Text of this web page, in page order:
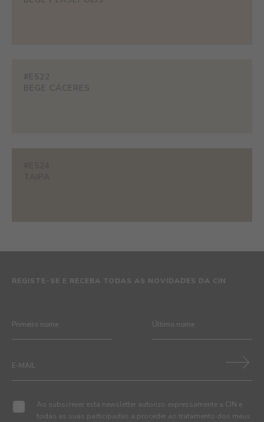
#E522
BEGE CÁCERES
REGISTE-SE E RECEBA TODAS AS NOVIDADES DA CIN
Ao subscrever esta newsletter autorizo expressamente a CIN e
todas as suas participadas a proceder ao tratamento dos meus